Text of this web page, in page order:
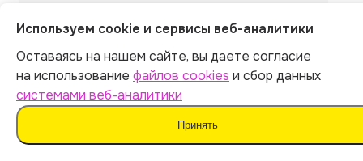
Закажите у профессиональных экспертов
🎁 10% скидка по промокоду ARCY10
Заказать со скидкой
Используем cookie и сервисы веб-аналитики
Оставаясь на нашем сайте, вы даете согласие
на использование файлов cookies и сбор данных
системами веб-аналитики
Принять